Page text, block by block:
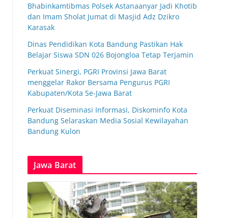
Bhabinkamtibmas Polsek Astanaanyar Jadi Khotib
dan Imam Sholat Jumat di Masjid Adz Dzikro
Karasak
Dinas Pendidikan Kota Bandung Pastikan Hak
Belajar Siswa SDN 026 Bojongloa Tetap Terjamin
Perkuat Sinergi, PGRI Provinsi Jawa Barat
menggelar Rakor Bersama Pengurus PGRI
Kabupaten/Kota Se-Jawa Barat
Perkuat Diseminasi Informasi, Diskominfo Kota
Bandung Selaraskan Media Sosial Kewilayahan
Bandung Kulon
Jawa Barat